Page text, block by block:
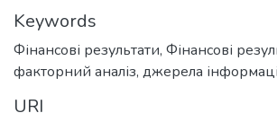
Keywords
Фінансові результати, Фінансові
факторний аналіз, джерела
URI